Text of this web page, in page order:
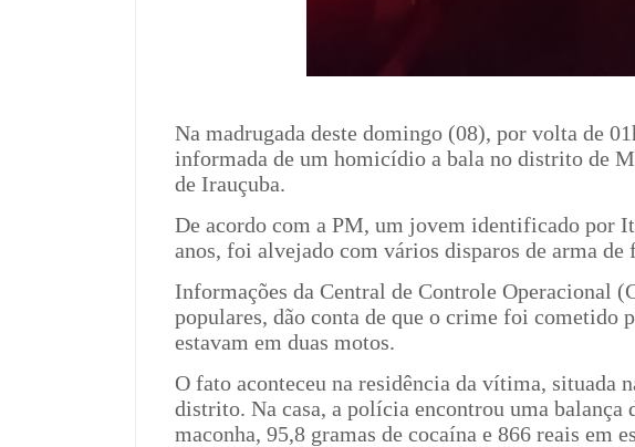
Na madrugada deste domingo (08), por volta de
informada de um homicídio a bala no distrito de
de Irauçuba.
De acordo com a PM, um jovem identificado por
anos, foi alvejado com vários disparos de arma de
Informações da Central de Controle Operacional
populares, dão conta de que o crime foi cometido
estavam em duas motos.
O fato aconteceu na residência da vítima, situada
distrito. Na casa, a polícia encontrou uma balança
maconha, 95,8 gramas de cocaína e 866 reais em